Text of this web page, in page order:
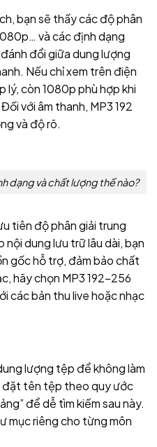
bạn sẽ thấy các độ phân
và các định dạng
đổi giữa dung lượng
Nếu chỉ xem trên điện
lý, còn 1080p phù hợp khi
với âm thanh, MP3 192
và độ rõ.
dạng và chất lượng thế nào?
tiên độ phân giải trung
dung lưu trữ lâu dài, bạn
gốc hỗ trợ, đảm bảo chất
hãy chọn MP3 192–256
các bản thu live hoặc nhạc
lượng tệp để không làm
đặt tên tệp theo quy ước
để dễ tìm kiếm sau này.
mục riêng cho từng môn